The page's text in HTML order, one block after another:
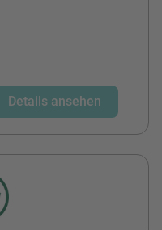
Details ansehen